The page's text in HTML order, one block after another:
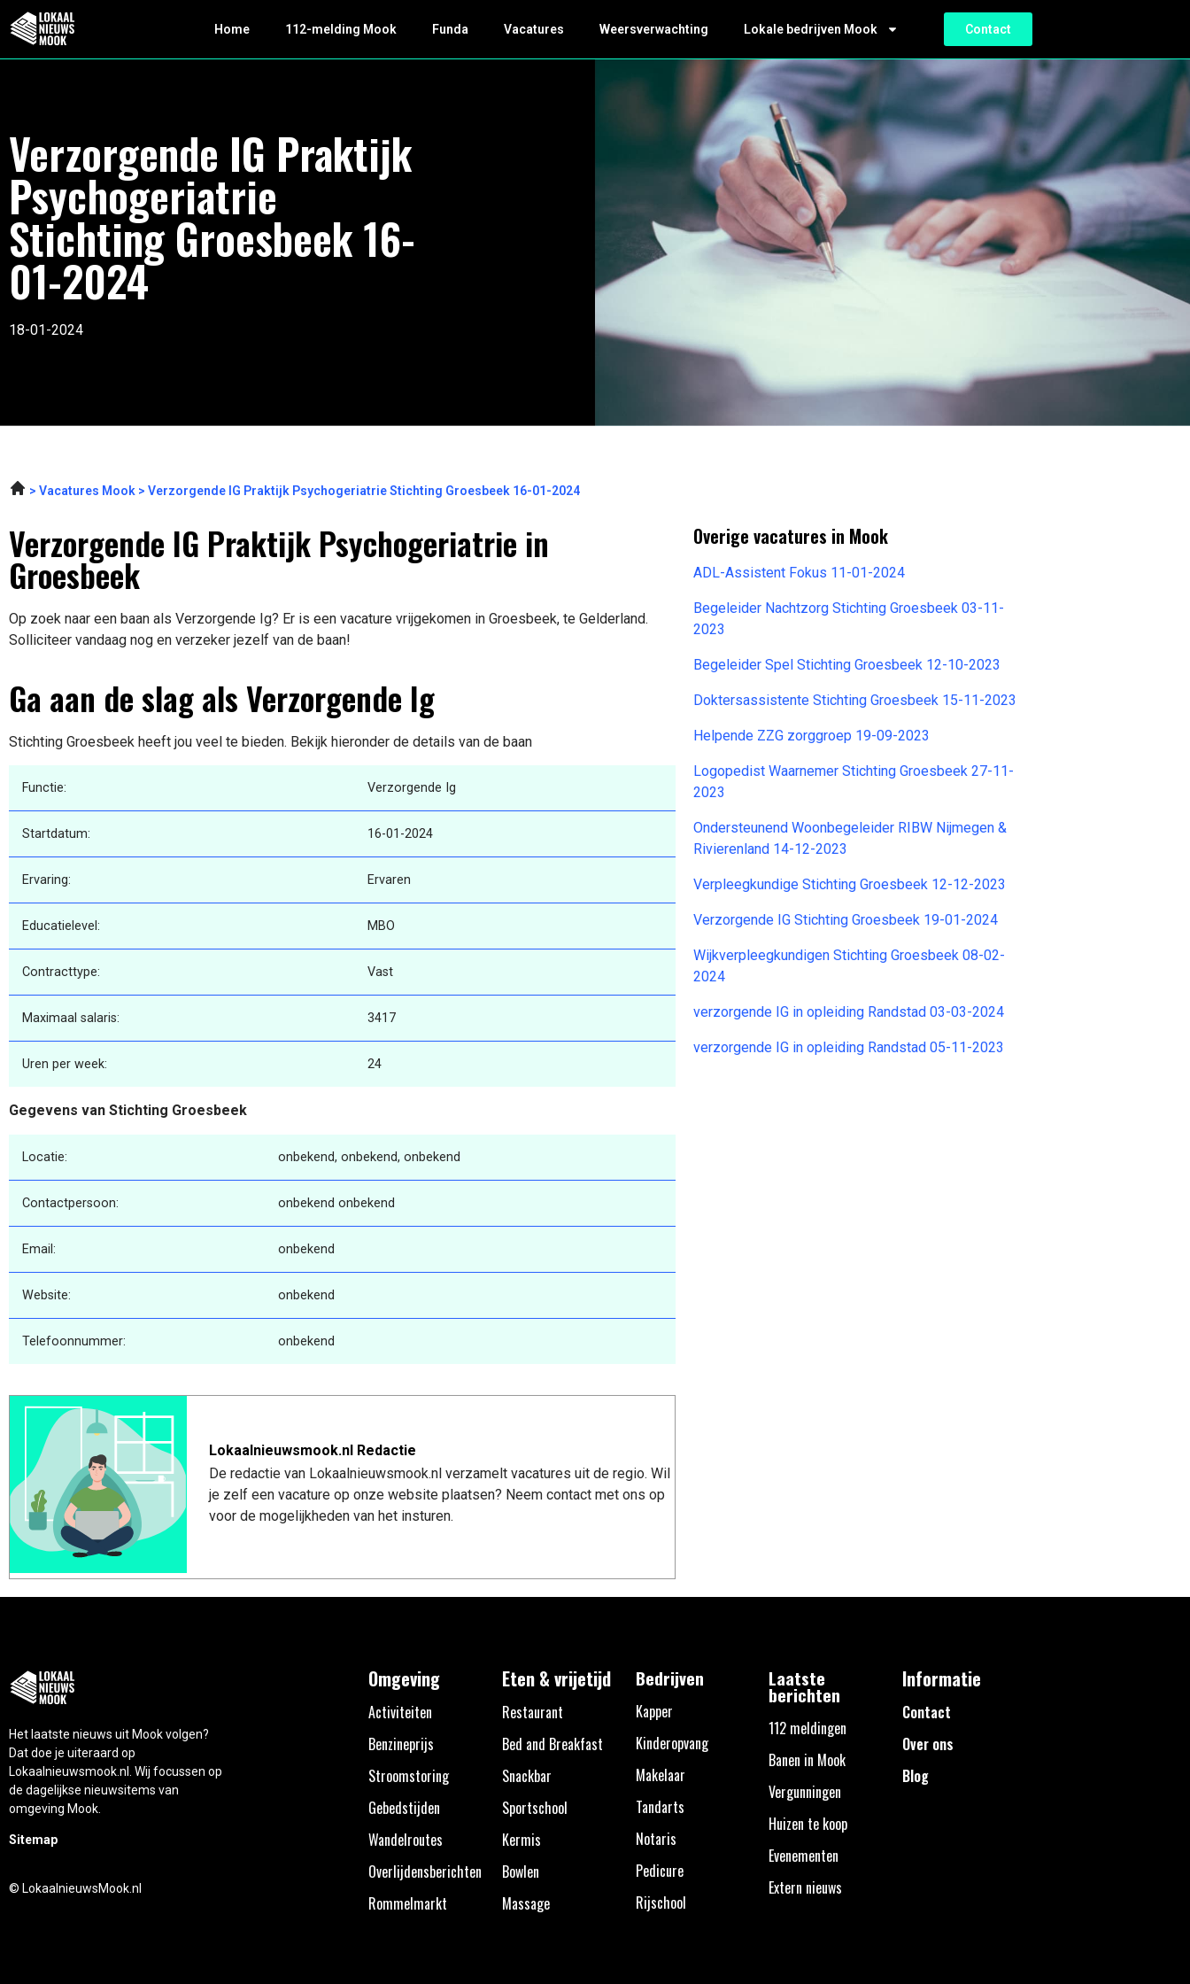
Home 112-melding Mook Funda Vacatures Weersverwachting Lokale bedrijven Mook Contact
Verzorgende IG Praktijk
Psychogeriatrie
Stichting Groesbeek 16-
01-2024
18-01-2024
Vacatures Mook Verzorgende IG Praktijk Psychogeriatrie Stichting Groesbeek 16-01-2024
Verzorgende IG Praktijk Psychogeriatrie in
Groesbeek
Op zoek naar een baan als Verzorgende Ig? Er is een vacature vrijgekomen in Groesbeek, te Gelderland.
Solliciteer vandaag nog en verzeker jezelf van de baan!
Ga aan de slag als Verzorgende Ig
Stichting Groesbeek heeft jou veel te bieden. Bekijk hieronder de details van de baan
Functie: Verzorgende Ig
Startdatum: 16-01-2024
Ervaring: Ervaren
Educatielevel: MBO
Contracttype: Vast
Maximaal salaris: 3417
Uren per week: 24
Gegevens van Stichting Groesbeek
Locatie: onbekend, onbekend, onbekend
Contactpersoon: onbekend onbekend
Email: onbekend
Website: onbekend
Telefoonnummer: onbekend
Lokaalnieuwsmook.nl Redactie
De redactie van Lokaalnieuwsmook.nl verzamelt vacatures uit de regio. Wil
je zelf een vacature op onze website plaatsen? Neem contact met ons op
voor de mogelijkheden van het insturen.
Overige vacatures in Mook
ADL-Assistent Fokus 11-01-2024
Begeleider Nachtzorg Stichting Groesbeek 03-11-
2023
Begeleider Spel Stichting Groesbeek 12-10-2023
Doktersassistente Stichting Groesbeek 15-11-2023
Helpende ZZG zorggroep 19-09-2023
Logopedist Waarnemer Stichting Groesbeek 27-11-
2023
Ondersteunend Woonbegeleider RIBW Nijmegen &
Rivierenland 14-12-2023
Verpleegkundige Stichting Groesbeek 12-12-2023
Verzorgende IG Stichting Groesbeek 19-01-2024
Wijkverpleegkundigen Stichting Groesbeek 08-02-
2024
verzorgende IG in opleiding Randstad 03-03-2024
verzorgende IG in opleiding Randstad 05-11-2023
Het laatste nieuws uit Mook volgen?
Dat doe je uiteraard op
Lokaalnieuwsmook.nl. Wij focussen op
de dagelijkse nieuwsitems van
omgeving Mook.
Sitemap
© LokaalnieuwsMook.nl
Omgeving
Activiteiten
Benzineprijs
Stroomstoring
Gebedstijden
Wandelroutes
Overlijdensberichten
Rommelmarkt
Eten & vrijetijd
Restaurant
Bed and Breakfast
Snackbar
Sportschool
Kermis
Bowlen
Massage
Bedrijven
Kapper
Kinderopvang
Makelaar
Tandarts
Notaris
Pedicure
Rijschool
Laatste
berichten
112 meldingen
Banen in Mook
Vergunningen
Huizen te koop
Evenementen
Extern nieuws
Informatie
Contact
Over ons
Blog